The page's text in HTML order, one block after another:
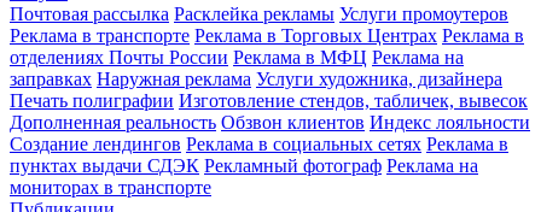
Почтовая рассылка Расклейка рекламы Услуги промоутеров
Реклама в транспорте Реклама в Торговых Центрах Реклама в
отделениях Почты России Реклама в МФЦ Реклама на
заправках Наружная реклама Услуги художника, дизайнера
Печать полиграфии Изготовление стендов, табличек, вывесок
Дополненная реальность Обзвон клиентов Индекс лояльности
Создание лендингов Реклама в социальных сетях Реклама в
пунктах выдачи СДЭК Рекламный фотограф Реклама на
мониторах в транспорте